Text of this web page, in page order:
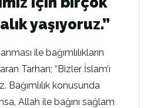
yaşıyoruz.”
ile bağımlılıkların
Tarhan; “Bizler İslam’ı
Bağımlılık konusunda
Allah ile bağını sağlam